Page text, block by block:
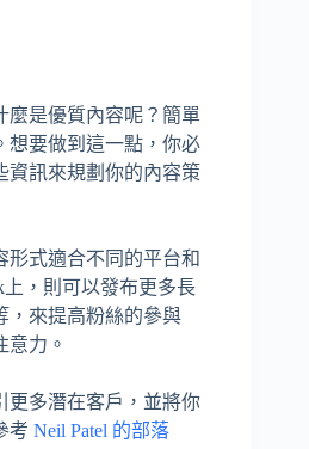
麼是優質內容呢？簡單
想要做到這一點，你必
資訊來規劃你的內容策
形式適合不同的平台和
上，則可以發布更多長
，來提高粉絲的參與
力。
更多潛在客戶，並將你
考 Neil Patel 的部落